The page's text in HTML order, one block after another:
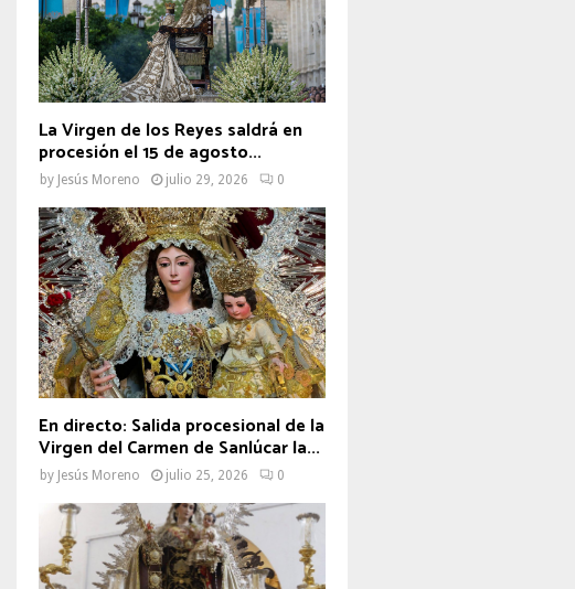
La Virgen de los Reyes saldrá en
procesión el 15 de agosto...
by Jesús Moreno julio 29, 2026 0
En directo: Salida procesional de la
Virgen del Carmen de Sanlúcar la...
by Jesús Moreno julio 25, 2026 0